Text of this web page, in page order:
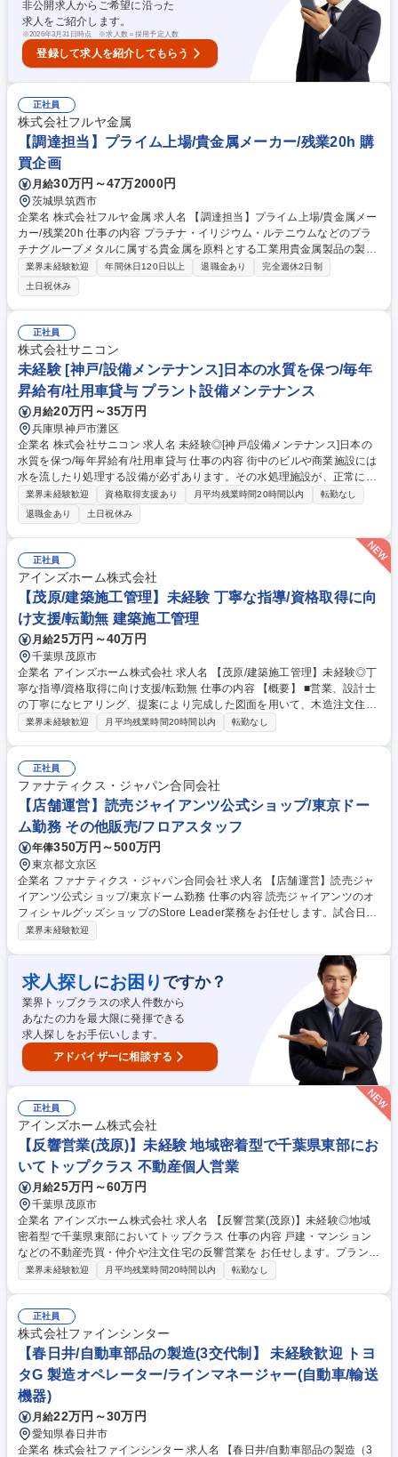
業開発マネージャー（省エネルギー・海外関連事業）
非公開求人からご希望に沿った
求人をご紹介します。
※2026年3月31日時点 ※求人数＝採用予定人数
登録して求人を紹介してもらう
正社員
株式会社フルヤ金属
【調達担当】プライム上場/貴金属メーカー/残業20h 購
買企画
月給30万円～47万2000円
茨城県筑西市
企業名 株式会社フルヤ金属 求人名 【調達担当】プライム上場/貴金属メー
カー/残業20h 仕事の内容 プラチナ・イリジウム・ルテニウムなどのプラ
チナグループメタルに属する貴金属を原料とする工業用貴金属製品の製造
を行う当社において、調達業務をお任せします。 ■調達企画(調達統計、遵
法管理/指導、契約管理、人財育成管理、規定改定、新調達システム導入推
進と管理、供給者管理、供給者監査、調達サステナビリティ管理、ISO/B
CP対応等) ■建設/設備調達(建設業法に沿った建設調達業務、設備/付帯設
備の調達、設計管理他) ■開発/戦略調達(調達コスト管理、VA/CR推進、供
給者評価、素材コスト管理、期間契約他) ■購買管理(Just-In調達、調達PSI
管理、社給品管理、外注管理他) 募集職種 【調達担当】プライム上場/貴金
属メーカー/残業20h
業界未経験歓迎 年間休日120日以上 退職金あり
完全週休2日制
土日祝休み
正社員
株式会社サニコン
未経験 [神戸/設備メンテナンス]日本の水質を保つ/毎年
昇給有/社用車貸与 プラント設備メンテナンス
月給20万円～35万円
兵庫県神戸市灘区
企業名 株式会社サニコン 求人名 未経験◎[神戸/設備メンテナンス]日本の
水質を保つ/毎年昇給有/社用車貸与 仕事の内容 街中のビルや商業施設には
水を流したり処理する設備が必ずあります。その水処理施設が、正常に作
動しているか/故障していないか/交換時期をいつにするか、メンテナンス
点検及び報告書作成等をご担当いただきます。 ～社会インフラである
「水」の質を保つためのお仕事です！～■案件：当社が契約している各種
施設の点検 ■設備点検件数：4件/日 ■時間：平均2～3H/件 ■進め方：マン
ション設備2人1組で作業 ～未経験でもスキル･キャリアアップ可能～ 【入
社後】■メンター制度：1年間先輩よりマンツーマン指導 ■勉強会：グルー
プ会社1～2年目入社の方々が参加 ■ジョブローテーション ■資格取得支援
等 募集職種 未経験◎[神戸/設備メンテナンス]日本の水質を保つ/毎年昇給
有/社用車貸与
業界未経験歓迎 資格取得支援あり 月平均残業時間20時間以内
転勤なし
退職金あり
土日祝休み
正社員
アインズホーム株式会社
【茂原/建築施工管理】未経験 丁寧な指導/資格取得に向
け支援/転勤無 建築施工管理
月給25万円～40万円
千葉県茂原市
企業名 アインズホーム株式会社 求人名 【茂原/建築施工管理】未経験◎丁
寧な指導/資格取得に向け支援/転勤無 仕事の内容 【概要】 ■営業、設計士
の丁寧になヒアリング、提案により完成した図面を用いて、木造注文住
宅、木造建売分譲住宅の施工管理業務をお任せします。 【詳細】 ■現場デ
ションを常に図り、 工程表通りに工事を進められるように管理します。
[変更範囲:当社業務全般] 募集職種 【茂原/建築施工管理】未経験◎丁寧な
指導/資格取得に向け支援/転勤無
業界未経験歓迎 月平均残業時間20時間以内 転勤なし
正社員
ファナティクス・ジャパン合同会社
【店舗運営】読売ジャイアンツ公式ショップ/東京ドー
ム勤務 その他販売/フロアスタッフ
年俸350万円～500万円
東京都文京区
企業名 ファナティクス・ジャパン合同会社 求人名 【店舗運営】読売ジャ
イアンツ公式ショップ/東京ドーム勤務 仕事の内容 読売ジャイアンツのオ
フィシャルグッズショップのStore Leader業務をお任せします。試合日に
おける店舗運営やイベント運営、スタッフ指導育成を通じて、ファン体験
運営業務、直営店舗の売上管理（スタジアム内複数店舗）、ショップスタ
ッフの指導・育成、店舗オペレーションの改善指導【Store Operation業
務】人流分析/コンフォート分析、オペレーション最適化、売場作り/商品
陳列、店頭販促PLANの実行 【業務内容の変更範囲】当社の指定する業務
募集職種 【店舗運営】読売ジャイアンツ公式ショップ/東京ドーム勤務
業界未経験歓迎
求人探しにお困り ですか？
業界トップクラスの求人件数から
あなたの力を最大限に発揮できる
求人探しをお手伝いします。
アドバイザーに相談する
正社員
アインズホーム株式会社
【反響営業(茂原)】未経験 地域密着型で千葉県東部にお
いてトップクラス 不動産個人営業
月給25万円～60万円
千葉県茂原市
企業名 アインズホーム株式会社 求人名 【反響営業(茂原)】未経験◎地域
密着型で千葉県東部においてトップクラス 仕事の内容 戸建・マンション
などの不動産売買・仲介や注文住宅の反響営業を お任せします。プランの
提案や見積り等のお客様との打ち合わせ 、 契約から引き渡しまでのお客
もできているため お客様の幅広いニーズにお応えすることができます。
将来的に用地仕入れの営業もお任せする可能性もあります。 ※職務内容の
変更範囲：当社業務全般 募集職種 【反響営業(茂原)】未経験◎地域密着型
で千葉県東部においてトップクラス
業界未経験歓迎 月平均残業時間20時間以内 転勤なし
正社員
株式会社ファインシンター
【春日井/自動車部品の製造(3交代制】 未経験歓迎 トヨ
タG 製造オペレーター/ラインマネージャー(自動車/輸送
機器)
月給22万円～30万円
愛知県春日井市
企業名 株式会社ファインシンター 求人名 【春日井/自動車部品の製造（3